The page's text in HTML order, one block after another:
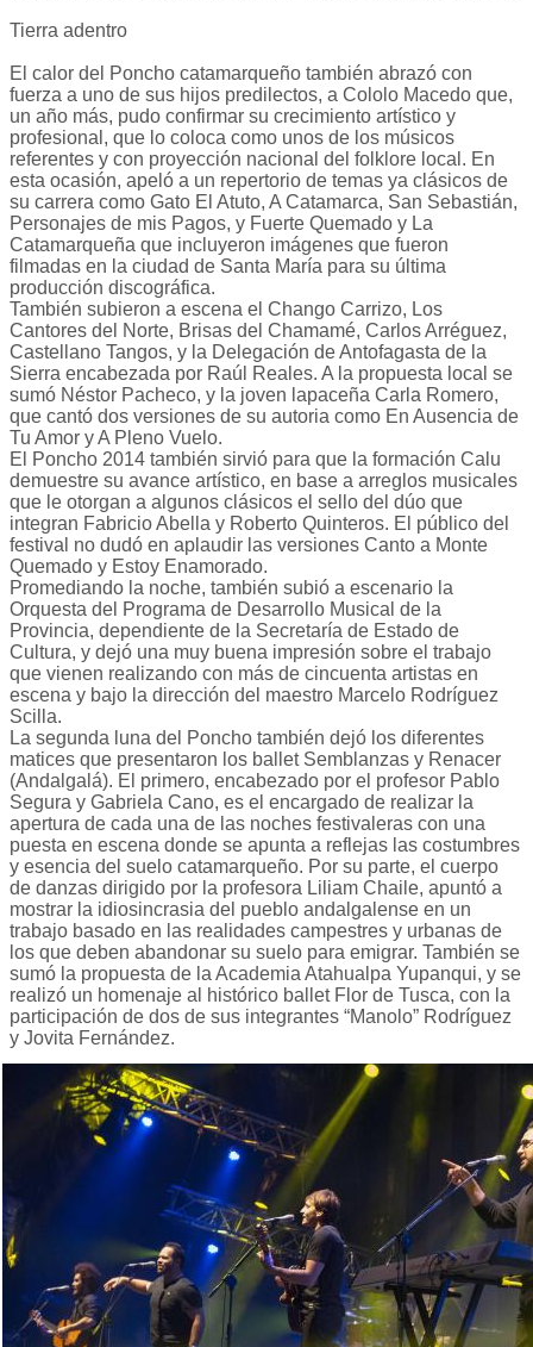
Tierra adentro
El calor del Poncho catamarqueño también abrazó con
fuerza a uno de sus hijos predilectos, a Cololo Macedo que,
un año más, pudo confirmar su crecimiento artístico y
profesional, que lo coloca como unos de los músicos
referentes y con proyección nacional del folklore local. En
esta ocasión, apeló a un repertorio de temas ya clásicos de
su carrera como Gato El Atuto, A Catamarca, San Sebastián,
Personajes de mis Pagos, y Fuerte Quemado y La
Catamarqueña que incluyeron imágenes que fueron
filmadas en la ciudad de Santa María para su última
producción discográfica.
También subieron a escena el Chango Carrizo, Los
Cantores del Norte, Brisas del Chamamé, Carlos Arréguez,
Castellano Tangos, y la Delegación de Antofagasta de la
Sierra encabezada por Raúl Reales. A la propuesta local se
sumó Néstor Pacheco, y la joven lapaceña Carla Romero,
que cantó dos versiones de su autoria como En Ausencia de
Tu Amor y A Pleno Vuelo.
El Poncho 2014 también sirvió para que la formación Calu
demuestre su avance artístico, en base a arreglos musicales
que le otorgan a algunos clásicos el sello del dúo que
integran Fabricio Abella y Roberto Quinteros. El público del
festival no dudó en aplaudir las versiones Canto a Monte
Quemado y Estoy Enamorado.
Promediando la noche, también subió a escenario la
Orquesta del Programa de Desarrollo Musical de la
Provincia, dependiente de la Secretaría de Estado de
Cultura, y dejó una muy buena impresión sobre el trabajo
que vienen realizando con más de cincuenta artistas en
escena y bajo la dirección del maestro Marcelo Rodríguez
Scilla.
La segunda luna del Poncho también dejó los diferentes
matices que presentaron los ballet Semblanzas y Renacer
(Andalgalá). El primero, encabezado por el profesor Pablo
Segura y Gabriela Cano, es el encargado de realizar la
apertura de cada una de las noches festivaleras con una
puesta en escena donde se apunta a reflejas las costumbres
y esencia del suelo catamarqueño. Por su parte, el cuerpo
de danzas dirigido por la profesora Liliam Chaile, apuntó a
mostrar la idiosincrasia del pueblo andalgalense en un
trabajo basado en las realidades campestres y urbanas de
los que deben abandonar su suelo para emigrar. También se
sumó la propuesta de la Academia Atahualpa Yupanqui, y se
realizó un homenaje al histórico ballet Flor de Tusca, con la
participación de dos de sus integrantes “Manolo” Rodríguez
y Jovita Fernández.